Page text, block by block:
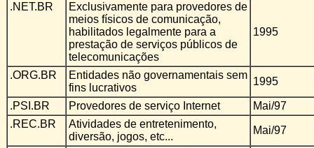
.NET.BR
Exclusivamente para provedores de
meios físicos de comunicação,
habilitados legalmente para a
prestação de serviços públicos de
telecomunicações
1995
.ORG.BR
Entidades não governamentais sem
fins lucrativos
1995
.PSI.BR Provedores de serviço Internet
Mai/97
.REC.BR
Atividades de entretenimento,
diversão, jogos, etc...
Mai/97